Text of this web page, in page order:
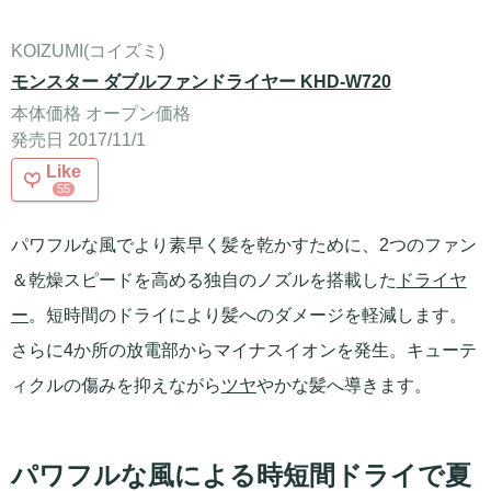
KOIZUMI(コイズミ)
モンスター ダブルファンドライヤー KHD-W720
本体価格 オープン価格
発売日 2017/11/1
Like
55
パワフルな風でより素早く髪を乾かすために、2つのファン
＆乾燥スピードを高める独自のノズルを搭載した ドライヤ
ー。短時間のドライにより髪へのダメージを軽減します。
さらに4か所の放電部からマイナスイオンを発生。キューテ
ィクルの傷みを抑えながらツヤやかな髪へ導きます。
パワフルな風による時短間ドライで夏